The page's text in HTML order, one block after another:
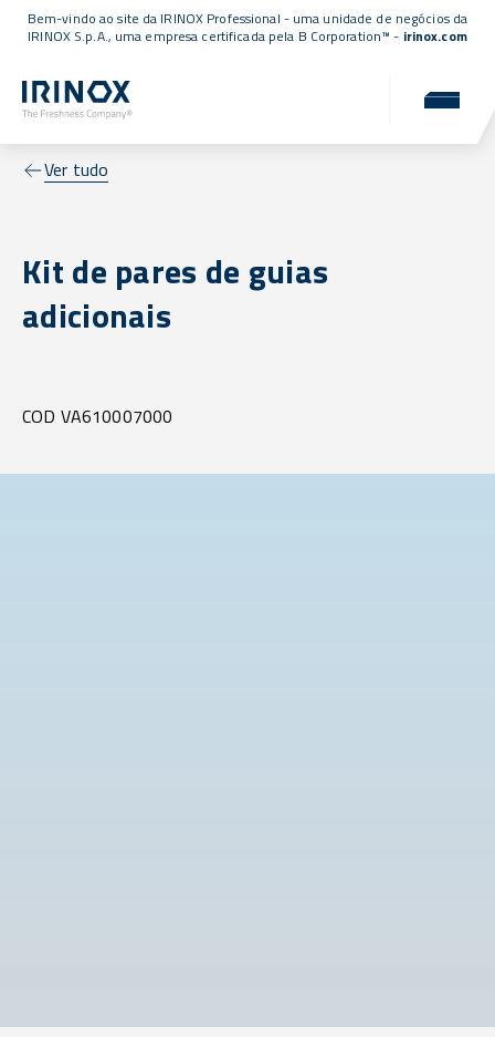
Bem-vindo ao site da IRINOX Professional - uma unidade de negócios da
IRINOX S.p.A., uma empresa certificada pela B Corporation™ - irinox.com
Ver tudo
Kit de pares de guias
adicionais
COD VA610007000